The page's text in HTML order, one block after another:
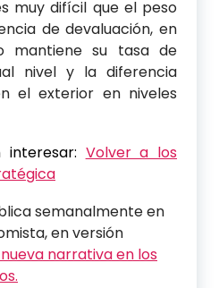
muy difícil que el peso
de devaluación, en
mantiene su tasa de
nivel y la diferencia
el exterior en niveles
Volver a los
semanalmente en
en versión
nueva narrativa en los